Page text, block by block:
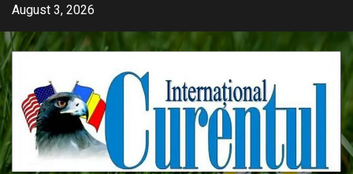
Skip
content
August 3, 2026